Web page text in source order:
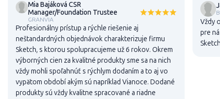
Mia Bajáková CSR
Manager/Foundation Trustee
GRANVIA
Profesionálny prístup a rýchle riešenie aj
neštandardných objednávok charakterizuje firmu
Sketch, s ktorou spolupracujeme už 6 rokov. Okrem
výborných cien za kvalitné produkty sme sa na nich
vždy mohli spoľahnúť s rýchlym dodaním a to aj vo
vypätom období akým sú napríklad Vianoce. Dodané
produkty sú vždy kvalitne spracované a riadne
Vždy
pre